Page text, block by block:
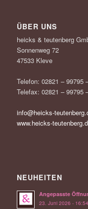
ÜBER UNS
heicks & teutenberg
Sonnenweg 72
47533 Kleve
Telefon: 02821 – 99795
Telefax: 02821 – 99795
info@heicks-
www.heicks-
NEUHEITEN
Angepasste
23. Juni 2026 - 16:54